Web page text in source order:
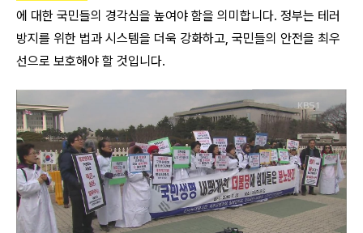
에 대한 국민들의 경각심을 높여야 함을 의미합니다. 정부는 테러
방지를 위한 법과 시스템을 더욱 강화하고, 국민들의 안전을 최우
선으로 보호해야 할 것입니다.